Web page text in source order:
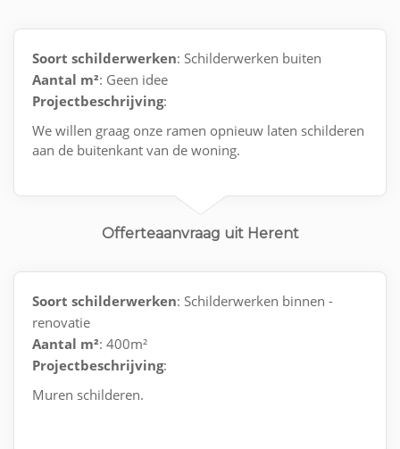
Soort schilderwerken: Schilderwerken buiten
Aantal m²: Geen idee
Projectbeschrijving:
We willen graag onze ramen opnieuw laten schilderen
aan de buitenkant van de woning.
Offerteaanvraag uit Herent
Soort schilderwerken: Schilderwerken binnen -
renovatie
Aantal m²: 400m²
Projectbeschrijving:
Muren schilderen.